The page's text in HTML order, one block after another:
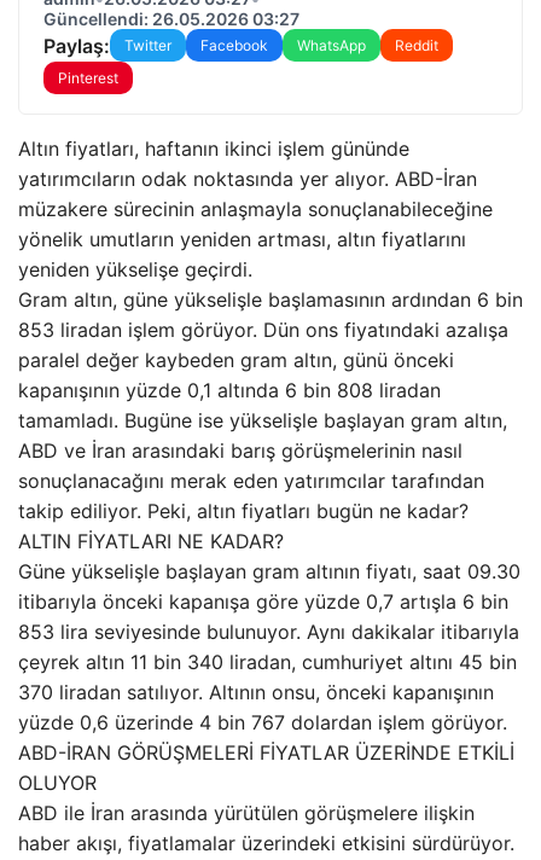
Güncellendi: 26.05.2026 03:27
Paylaş: Twitter Facebook WhatsApp
Reddit
Pinterest
Altın fiyatları, haftanın ikinci işlem gününde
yatırımcıların odak noktasında yer alıyor. ABD-İran
müzakere sürecinin anlaşmayla sonuçlanabileceğine
yönelik umutların yeniden artması, altın fiyatlarını
yeniden yükselişe geçirdi.
Gram altın, güne yükselişle başlamasının ardından 6 bin
853 liradan işlem görüyor. Dün ons fiyatındaki azalışa
paralel değer kaybeden gram altın, günü önceki
kapanışının yüzde 0,1 altında 6 bin 808 liradan
tamamladı. Bugüne ise yükselişle başlayan gram altın,
ABD ve İran arasındaki barış görüşmelerinin nasıl
sonuçlanacağını merak eden yatırımcılar tarafından
takip ediliyor. Peki, altın fiyatları bugün ne kadar?
ALTIN FİYATLARI NE KADAR?
Güne yükselişle başlayan gram altının fiyatı, saat 09.30
itibarıyla önceki kapanışa göre yüzde 0,7 artışla 6 bin
853 lira seviyesinde bulunuyor. Aynı dakikalar itibarıyla
çeyrek altın 11 bin 340 liradan, cumhuriyet altını 45 bin
370 liradan satılıyor. Altının onsu, önceki kapanışının
yüzde 0,6 üzerinde 4 bin 767 dolardan işlem görüyor.
ABD-İRAN GÖRÜŞMELERİ FİYATLAR ÜZERİNDE ETKİLİ
OLUYOR
ABD ile İran arasında yürütülen görüşmelere ilişkin
haber akışı, fiyatlamalar üzerindeki etkisini sürdürüyor.